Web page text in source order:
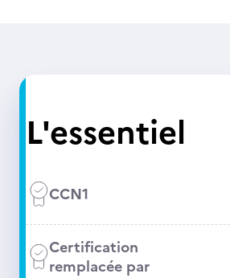
L'essentiel
CCN1
Certification
remplacée par